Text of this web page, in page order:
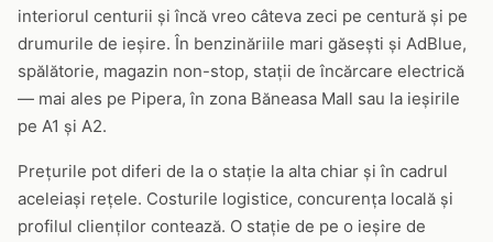
interiorul centurii și încă vreo câteva zeci pe centură și pe
drumurile de ieșire. În benzinăriile mari găsești și AdBlue,
spălătorie, magazin non-stop, stații de încărcare electrică
— mai ales pe Pipera, în zona Băneasa Mall sau la ieșirile
pe A1 și A2.
Prețurile pot diferi de la o stație la alta chiar și în cadrul
aceleiași rețele. Costurile logistice, concurența locală și
profilul clienților contează. O stație de pe o ieșire de